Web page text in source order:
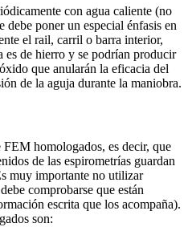
con agua caliente (no
debe poner un especial énfasis en
el rail, carril o barra interior,
es de hierro y se podrían producir
que anularán la eficacia del
de la aguja durante la maniobra.
homologados, es decir, que
de las espirometrías guardan
muy importante no utilizar
comprobarse que están
escrita que los acompaña).
son: